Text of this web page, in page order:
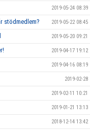
2019-05-24 08:39
stödmedlem? 2019-05-22 08:45
2019-05-20 09:21
2019-04-17 19:12
2019-04-16 08:19
2019-02-28
2019-02-11 10:21
2019-01-21 13:13
2018-12-14 13:42